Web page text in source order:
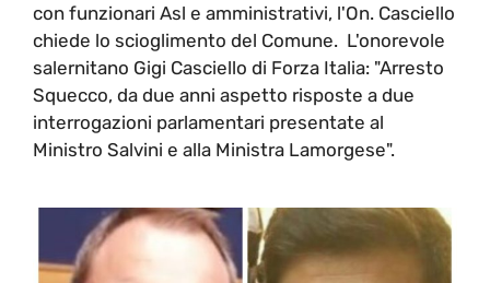
con funzionari Asl e amministrativi, l'On. Casciello
chiede lo scioglimento del Comune. L'onorevole
salernitano Gigi Casciello di Forza Italia: "Arresto
Squecco, da due anni aspetto risposte a due
interrogazioni parlamentari presentate al
Ministro Salvini e alla Ministra Lamorgese".